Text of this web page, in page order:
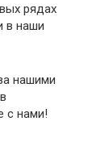
рядах
в наши
нашими
с нами!